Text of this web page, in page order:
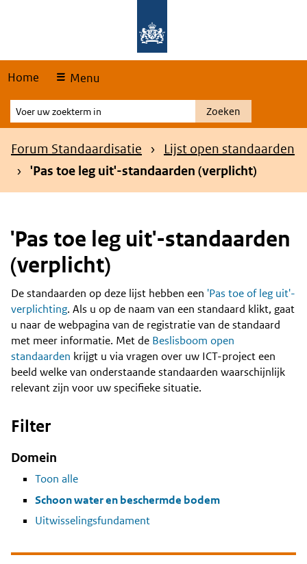
Home Menu
Voer
uw
zoekterm
Zoeken
Kruimelpad
Forum Standaardisatie
Lijst open standaarden
'Pas toe leg uit'-standaarden (verplicht)
'Pas toe leg uit'-standaarden
(verplicht)
Content
De standaarden op deze lijst hebben een 'Pas toe of leg uit'-
verplichting. Als u op de naam van een standaard klikt, gaat
u naar de webpagina van de registratie van de standaard
met meer informatie. Met de Beslisboom open
standaarden krijgt u via vragen over uw ICT-project een
beeld welke van onderstaande standaarden waarschijnlijk
relevant zijn voor uw specifieke situatie.
Filter
Domein
Toon alle
Schoon water en beschermde bodem
Uitwisselingsfundament